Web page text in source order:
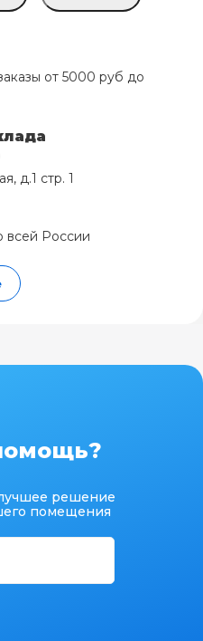
от 5000 руб до
д.1 стр. 1
всей России
решение
помещения